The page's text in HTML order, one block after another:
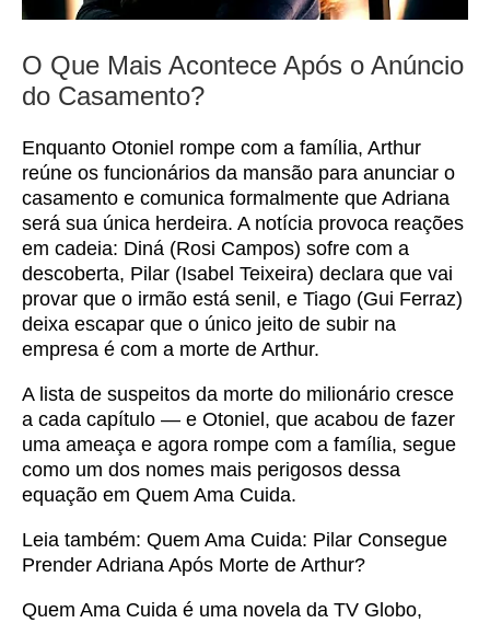
O Que Mais Acontece Após o Anúncio
do Casamento?
Enquanto Otoniel rompe com a família, Arthur
reúne os funcionários da mansão para anunciar o
casamento e comunica formalmente que Adriana
será sua única herdeira. A notícia provoca reações
em cadeia: Diná (Rosi Campos) sofre com a
descoberta, Pilar (Isabel Teixeira) declara que vai
provar que o irmão está senil, e Tiago (Gui Ferraz)
deixa escapar que o único jeito de subir na
empresa é com a morte de Arthur.
A lista de suspeitos da morte do milionário cresce
a cada capítulo — e Otoniel, que acabou de fazer
uma ameaça e agora rompe com a família, segue
como um dos nomes mais perigosos dessa
equação em Quem Ama Cuida.
Leia também: Quem Ama Cuida: Pilar Consegue
Prender Adriana Após Morte de Arthur?
Quem Ama Cuida é uma novela da TV Globo,